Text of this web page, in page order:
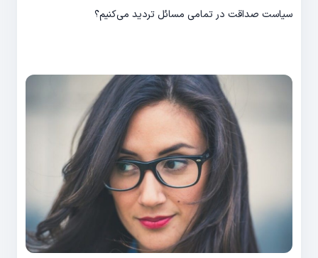
سیاست صداقت در تمامی مسائل تردید می‌کنیم؟